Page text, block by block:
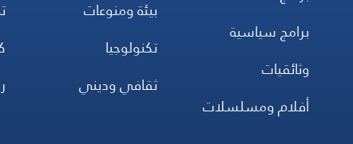
برامج سياسية
وثائقيات
أفلام ومسلسلات
بيئة ومنوعات
تكنولوجيا
ثقافي وديني